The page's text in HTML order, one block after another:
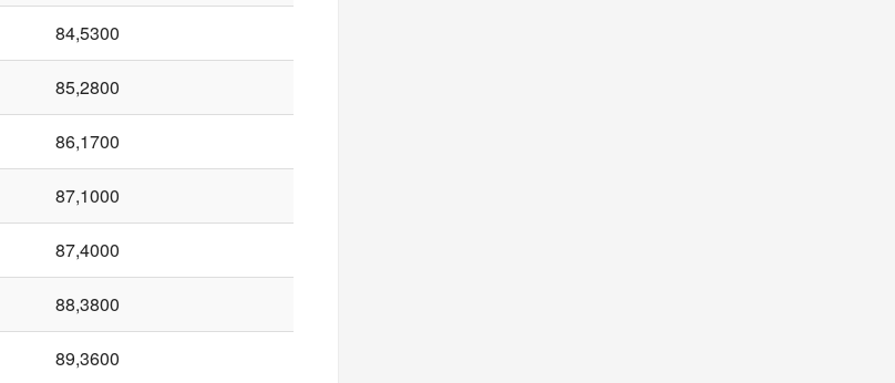
84,5300
85,2800
86,1700
87,1000
87,4000
88,3800
89,3600